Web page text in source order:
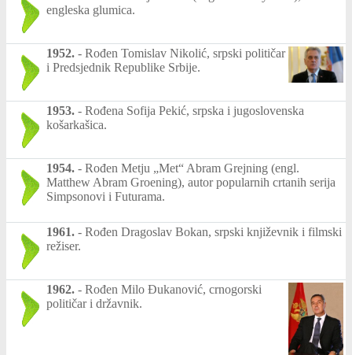
engleska glumica.
1952. - Rođen Tomislav Nikolić, srpski političar
i Predsjednik Republike Srbije.
1953. - Rođena Sofija Pekić, srpska i jugoslovenska
košarkašica.
1954. - Rođen Metju „Met“ Abram Grejning (engl.
Matthew Abram Groening), autor popularnih crtanih serija
Simpsonovi i Futurama.
1961. - Rođen Dragoslav Bokan, srpski književnik i filmski
režiser.
1962. - Rođen Milo Ðukanović, crnogorski
političar i državnik.